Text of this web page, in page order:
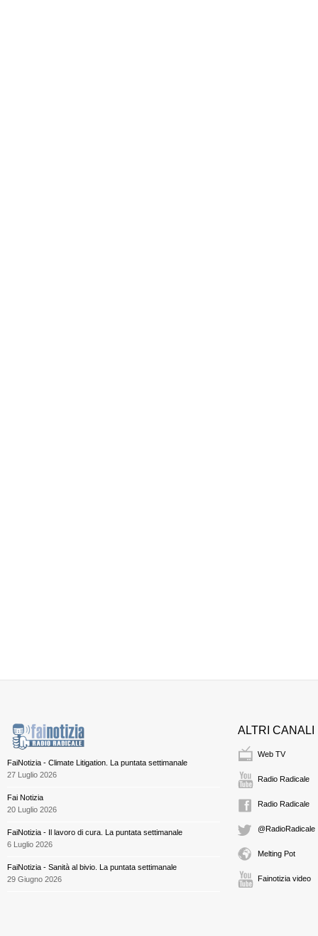
FaiNotizia - Climate Litigation. La puntata settimanale
27 Luglio 2026
Fai Notizia
20 Luglio 2026
FaiNotizia - Il lavoro di cura. La puntata settimanale
6 Luglio 2026
FaiNotizia - Sanità al bivio. La puntata settimanale
29 Giugno 2026
ALTRI CANALI
Web TV
Radio Radicale
Radio Radicale
@RadioRadicale
Melting Pot
Fainotizia video